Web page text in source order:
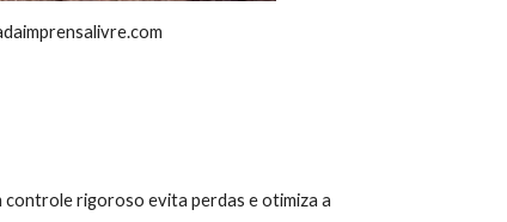
rigoroso evita perdas e otimiza a